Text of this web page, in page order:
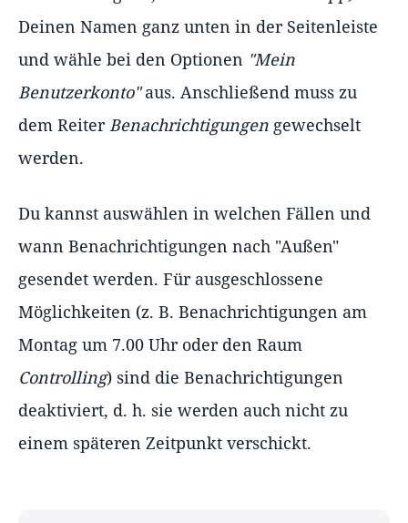
Deinen Namen ganz unten in der Seitenleiste
und wähle bei den Optionen "Mein
Benutzerkonto"aus. Anschließend muss zu
dem Reiter Benachrichtigungen gewechselt
werden.
Du kannst auswählen in welchen Fällen und
wann Benachrichtigungen nach "Außen"
gesendet werden. Für ausgeschlossene
Möglichkeiten (z. B. Benachrichtigungen am
Montag um 7.00 Uhr oder den Raum
Controlling) sind die Benachrichtigungen
deaktiviert, d. h. sie werden auch nicht zu
einem späteren Zeitpunkt verschickt.